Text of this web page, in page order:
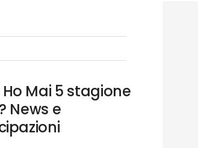
Ho Mai 5 stagione
News e